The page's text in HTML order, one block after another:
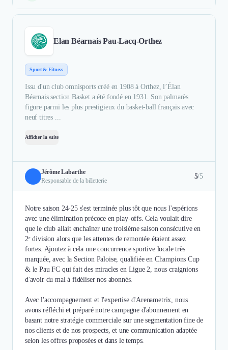
Elan Béarnais Pau-Lacq-Orthez
Sport & Fitness
Issu d'un club omnisports créé en 1908 à Orthez, l’Élan
Béarnais section Basket a été fondé en 1931. Son palmarès
figure parmi les plus prestigieux du basket-ball français avec
neuf titres ...
Afficher la suite
Jérôme Labarthe
Responsable de la billetterie
5/5
Notre saison 24-25 s'est terminée plus tôt que nous l'espérions
avec une élimination précoce en play-offs. Cela voulait dire
que le club allait enchaîner une troisième saison consécutive en
2ᵉ division alors que les attentes de remontée étaient assez
fortes. Ajoutez à cela une concurrence sportive locale très
marquée, avec la Section Paloise, qualifiée en Champions Cup
& le Pau FC qui fait des miracles en Ligue 2, nous craignions
d'avoir du mal à fidéliser nos abonnés.
Avec l'accompagnement et l'expertise d'Arenametrix, nous
avons réfléchi et préparé notre campagne d'abonnement en
basant notre stratégie commerciale sur une segmentation fine de
nos clients et de nos prospects, et une communication adaptée
selon les offres proposées et dans le temps.